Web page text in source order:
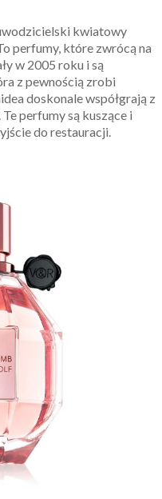
kwiatowy
perfumy, które zwrócą na
w 2005 roku i są
z pewnością zrobi
doskonale współgrają z
perfumy są kuszące i
do restauracji.